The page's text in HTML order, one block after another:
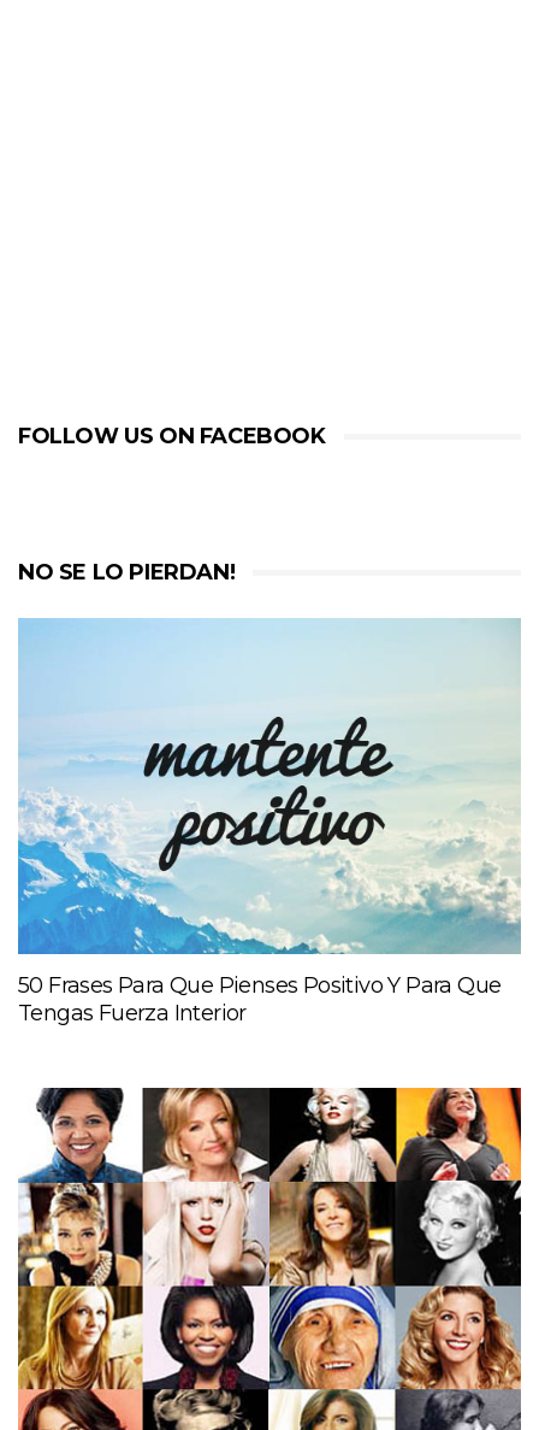
FOLLOW US ON FACEBOOK
NO SE LO PIERDAN!
50 Frases Para Que Pienses Positivo Y Para Que
Tengas Fuerza Interior